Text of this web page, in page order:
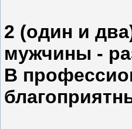
2 (один и
мужчины -
В